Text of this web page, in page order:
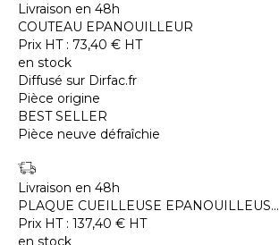
Livraison en 48h
COUTEAU EPANOUILLEUR
Prix HT : 73,40 € HT
en stock
Diffusé sur Dirfac.fr
Pièce origine
BEST SELLER
Pièce neuve défraîchie
Livraison en 48h
PLAQUE CUEILLEUSE EPANOUILLEUS...
Prix HT : 137,40 € HT
en stock